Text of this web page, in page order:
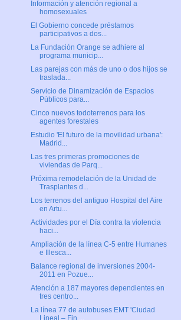
Información y atención regional a
homosexuales
El Gobierno concede préstamos
participativos a dos...
La Fundación Orange se adhiere al
programa municip...
Las parejas con más de uno o dos hijos se
traslada...
Servicio de Dinamización de Espacios
Públicos para...
Cinco nuevos todoterrenos para los
agentes forestales
Estudio 'El futuro de la movilidad urbana':
Madrid...
Las tres primeras promociones de
viviendas de Parq...
Próxima remodelación de la Unidad de
Trasplantes d...
Los terrenos del antiguo Hospital del Aire
en Artu...
Actividades por el Día contra la violencia
haci...
Ampliación de la línea C-5 entre Humanes
e Illesca...
Balance regional de inversiones 2004-
2011 en Pozue...
Atención a 187 mayores dependientes en
tres centro...
La línea 77 de autobuses EMT 'Ciudad